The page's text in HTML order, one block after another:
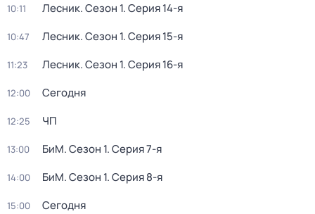
10:11 Лесник. Сезон 1. Серия 14-я
10:47 Лесник. Сезон 1. Серия 15-я
11:23 Лесник. Сезон 1. Серия 16-я
12:00 Сегодня
12:25 ЧП
13:00 БиМ. Сезон 1. Серия 7-я
14:00 БиМ. Сезон 1. Серия 8-я
15:00 Сегодня